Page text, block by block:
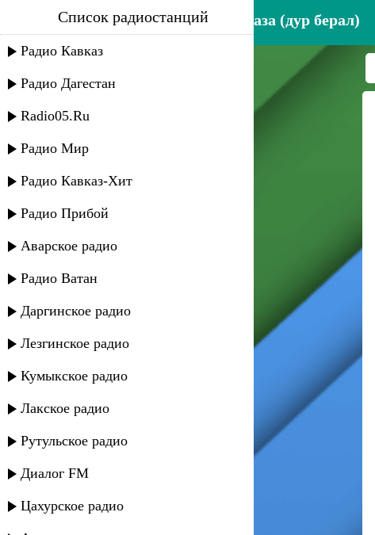
курбан кулизанов - твои глаза (дур берал)
Список радиостанций
Радио Кавказ
Радио Дагестан
Radio05.Ru
Радио Мир
Радио Кавказ-Хит
Радио Прибой
Аварское радио
Радио Ватан
Даргинское радио
Лезгинское радио
Кумыкское радио
Лакское радио
Рутульское радио
Диалог FM
Цахурское радио